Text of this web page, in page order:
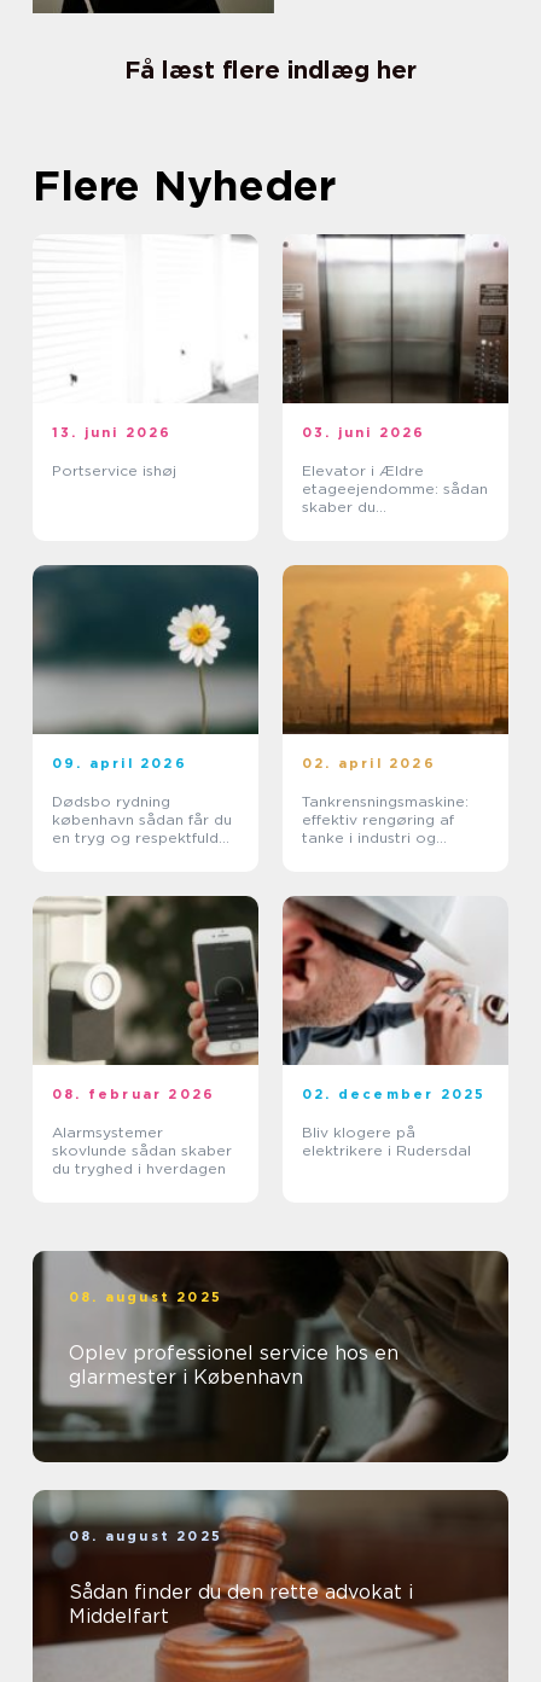
Få læst flere indlæg her
Flere Nyheder
13. juni 2026
Portservice ishøj
03. juni 2026
Elevator i Ældre
etageejendomme: sådan
skaber du
09. april 2026
Dødsbo rydning
københavn sådan får du
en tryg og respektfuld
02. april 2026
Tankrensningsmaskine:
effektiv rengøring af
tanke i industri og
08. februar 2026
Alarmsystemer
skovlunde sådan skaber
du tryghed i hverdagen
02. december 2025
Bliv klogere på
elektrikere i Rudersdal
08. august 2025
Oplev professionel service hos en
glarmester i København
08. august 2025
Sådan finder du den rette advokat i
Middelfart